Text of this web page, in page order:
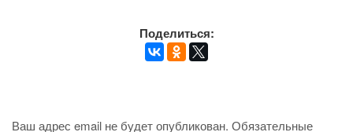
Поделиться:
Ваш адрес email не будет опубликован. Обязательные